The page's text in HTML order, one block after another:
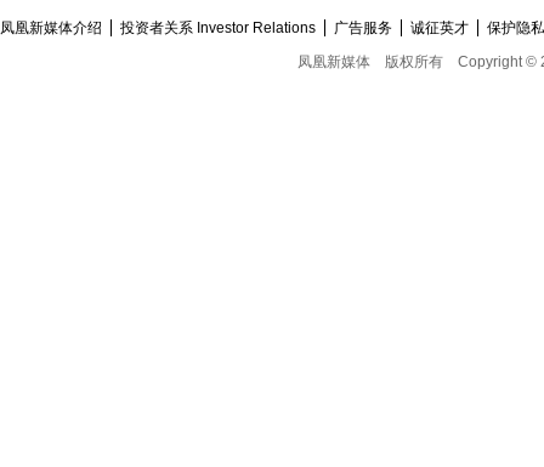
凤凰新媒体介绍 投资者关系 Investor Relations 广告服务 诚征英才
保护隐
凤凰新媒体
版权所有 Copyright ©